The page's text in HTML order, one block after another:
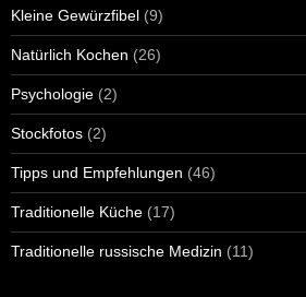
Kleine Gewürzfibel (9)
Natürlich Kochen (26)
Psychologie (2)
Stockfotos (2)
Tipps und Empfehlungen (46)
Traditionelle Küche (17)
Traditionelle russische Medizin (11)